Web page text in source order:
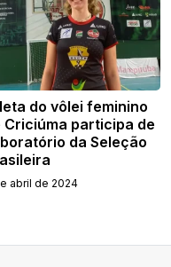
do vôlei feminino
Criciúma participa de
da Seleção
abril de 2024